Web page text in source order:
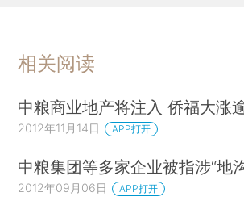
相关阅读
中粮商业地产将注入 侨福大涨
2012年11月14日 APP打开
中粮集团等多家企业被指涉“地
2012年09月06日 APP打开